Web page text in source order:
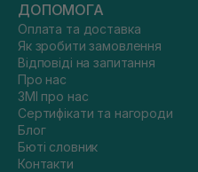
ДОПОМОГА
Оплата та доставка
Як зробити замовлення
Відповіді на запитання
Про нас
ЗМІ про нас
Сертифікати та нагороди
Блог
Бюті словник
Контакти